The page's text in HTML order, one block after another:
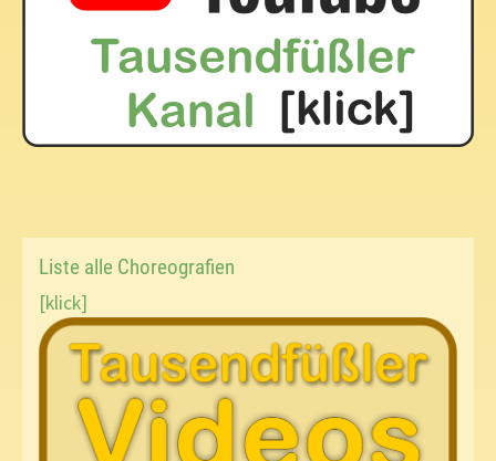
Liste alle Choreografien
[klick]